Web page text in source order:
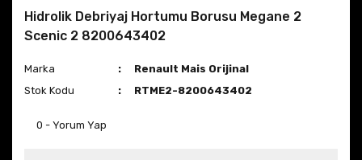
Hidrolik Debriyaj Hortumu Borusu Megane 2
Scenic 2 8200643402
Marka
Renault Mais Orijinal
Stok Kodu
RTME2-8200643402
0 - Yorum Yap